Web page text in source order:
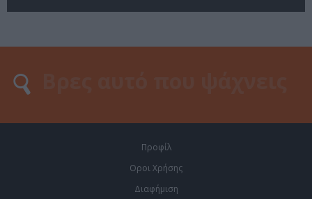
Προφίλ
Οροι Χρήσης
Διαφήμιση